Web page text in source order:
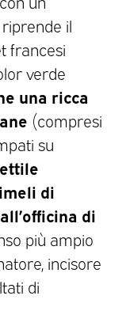
il
francesi
verde
una ricca
(compresi
su
di
di
più ampio
incisore
di